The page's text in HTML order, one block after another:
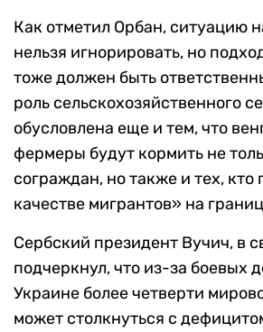
Как отметил Орбан, ситуацию
нельзя игнорировать, но
тоже должен быть
роль сельскохозяйственного
обусловлена еще и тем, что
фермеры будут кормить не
сограждан, но также и тех, кто
качестве мигрантов» на
Сербский президент Вучич, в
подчеркнул, что из-за боевых
Украине более четверти
может столкнуться с